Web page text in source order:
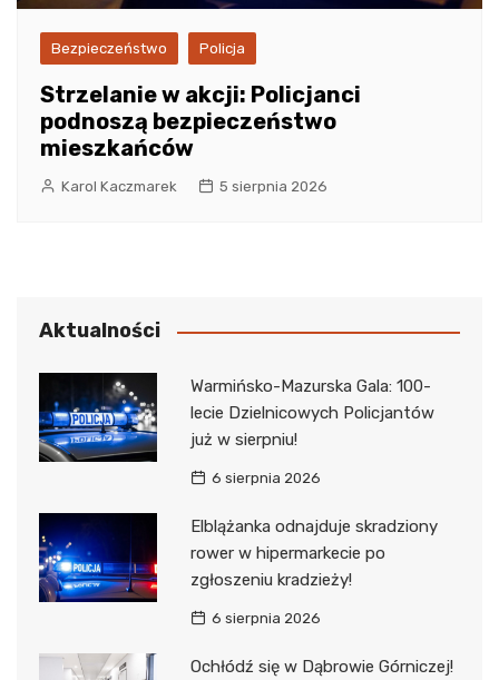
Bezpieczeństwo Policja
Strzelanie w akcji: Policjanci
podnoszą bezpieczeństwo
mieszkańców
Karol Kaczmarek 5 sierpnia 2026
Aktualności
Warmińsko-Mazurska Gala: 100-
lecie Dzielnicowych Policjantów
już w sierpniu!
6 sierpnia 2026
Elblążanka odnajduje skradziony
rower w hipermarkecie po
zgłoszeniu kradzieży!
6 sierpnia 2026
Ochłódź się w Dąbrowie Górniczej!